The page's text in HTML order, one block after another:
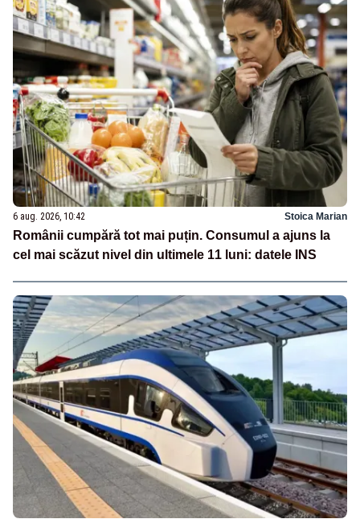
6 aug. 2026, 10:42 Stoica Marian
Românii cumpără tot mai puțin. Consumul a ajuns la
cel mai scăzut nivel din ultimele 11 luni: datele INS